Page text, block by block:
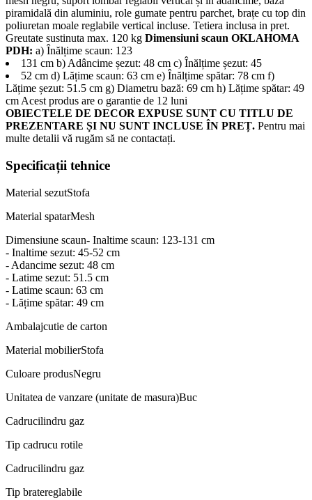
piramidală din aluminiu, role gumate pentru parchet, brațe cu top din
poliuretan moale reglabile vertical incluse. Tetiera inclusa in pret.
Greutate sustinuta max. 120 kg Dimensiuni scaun OKLAHOMA
PDH: a) Înălțime scaun: 123
131 cm b) Adâncime șezut: 48 cm c) Înălțime șezut: 45
52 cm d) Lățime scaun: 63 cm e) Înălțime spătar: 78 cm f)
Lățime șezut: 51.5 cm g) Diametru bază: 69 cm h) Lățime spătar: 49
cm Acest produs are o garantie de 12 luni
OBIECTELE DE DECOR EXPUSE SUNT CU TITLU DE
PREZENTARE ȘI NU SUNT INCLUSE ÎN PREȚ. Pentru mai
multe detalii vă rugăm să ne contactați.
Specificații tehnice
Material sezutStofa
Material spatarMesh
Dimensiune scaun- Inaltime scaun: 123-131 cm
- Inaltime sezut: 45-52 cm
- Adancime sezut: 48 cm
- Latime sezut: 51.5 cm
- Latime scaun: 63 cm
- Lățime spătar: 49 cm
Ambalajcutie de carton
Material mobilierStofa
Culoare produsNegru
Unitatea de vanzare (unitate de masura)Buc
Cadrucilindru gaz
Tip cadrucu rotile
Cadrucilindru gaz
Tip bratereglabile